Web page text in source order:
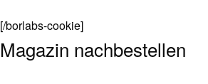
[/borlabs-cookie]
Magazin nachbestellen